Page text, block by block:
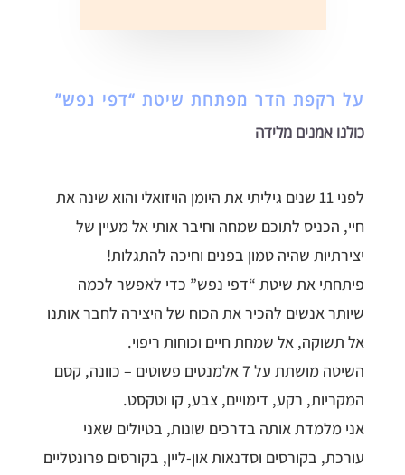
על רקפת הדר מפתחת שיטת “דפי נפש”
כולנו אמנים מלידה
לפני 11 שנים גיליתי את היומן הויזואלי והוא שינה את
חיי, הכניס לתוכם שמחה וחיבר אותי אל מעיין של
יצירתיות שהיה טמון בפנים וחיכה להתגלות!
פיתחתי את שיטת “דפי נפש” כדי לאפשר לכמה
שיותר אנשים להכיר את הכוח של היצירה לחבר אותנו
אל תשוקה, אל שמחת חיים וכוחות ריפוי.
השיטה מושתת על 7 אלמנטים פשוטים – כוונה, קסם
המקריות, רקע, דימויים, צבע, קו וטקסט.
אני מלמדת אותה בדרכים שונות, בטיולים שאני
עורכת, בקורסים וסדנאות און-ליין, בקורסים פרונטליים